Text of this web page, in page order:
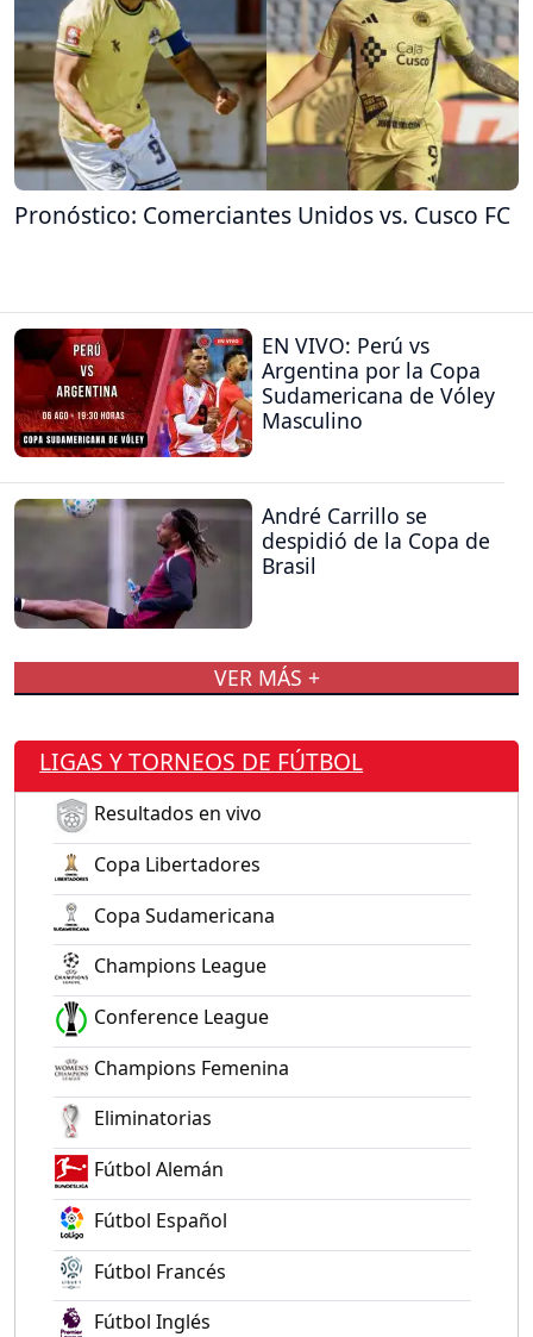
Pronóstico: Comerciantes Unidos vs. Cusco FC
EN VIVO: Perú vs
Argentina por la Copa
Sudamericana de Vóley
Masculino
André Carrillo se
despidió de la Copa de
Brasil
VER MÁS +
LIGAS Y TORNEOS DE FÚTBOL
Resultados en vivo
Copa Libertadores
Copa Sudamericana
Champions League
Conference League
Champions Femenina
Eliminatorias
Fútbol Alemán
Fútbol Español
Fútbol Francés
Fútbol Inglés